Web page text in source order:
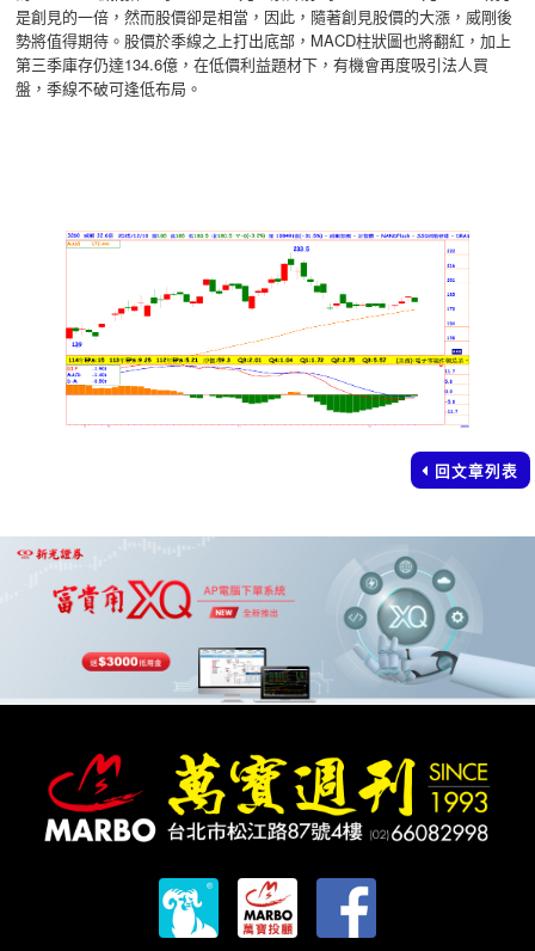
是創見的一倍，然而股價卻是相當，因此，隨著創見股價的大漲，威剛後
勢將值得期待。股價於季線之上打出底部，MACD柱狀圖也將翻紅，加上
第三季庫存仍達134.6億，在低價利益題材下，有機會再度吸引法人買
盤，季線不破可逢低布局。
回文章列表